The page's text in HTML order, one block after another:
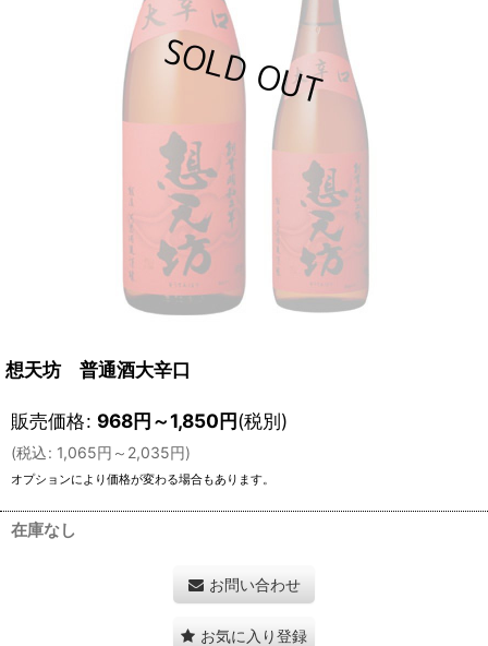
想天坊 普通酒大辛口
販売価格: 968円～1,850円(税別)
(税込: 1,065円 ～2,035円)
オプションにより価格が変わる場合もあります。
在庫なし
お問い合わせ
お気に入り登録